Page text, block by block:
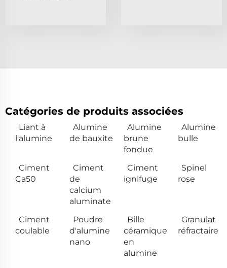
Catégories de produits associées
Liant à
l'alumine
Alumine
de bauxite
Alumine
brune
fondue
Alumine
bulle
Ciment
Ca50
Ciment
de
calcium
aluminate
Ciment
ignifuge
Spinel
rose
Ciment
coulable
Poudre
d'alumine
nano
Bille
céramique
en
alumine
Granulat
réfractaire